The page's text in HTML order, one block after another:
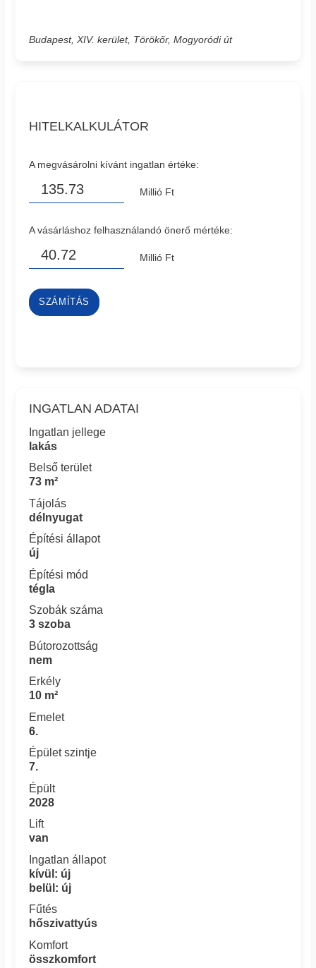
Budapest, XIV. kerület, Törökőr, Mogyoródi út
HITELKALKULÁTOR
A megvásárolni kívánt ingatlan értéke:
Millió Ft
A vásárláshoz felhasználandó önerő mértéke:
Millió Ft
SZÁMÍTÁS
INGATLAN ADATAI
Ingatlan jellege
lakás
Belső terület
73 m²
Tájolás
délnyugat
Építési állapot
új
Építési mód
tégla
Szobák száma
3 szoba
Bútorozottság
nem
Erkély
10 m²
Emelet
6.
Épület szintje
7.
Épült
2028
Lift
van
Ingatlan állapot
kívül: új
belül: új
Fűtés
hőszivattyús
Komfort
összkomfort